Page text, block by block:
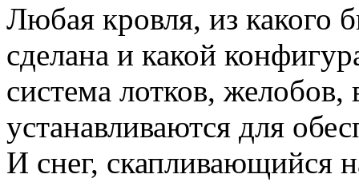
Любая кровля, из какого
сделана и какой
система лотков, желобов,
устанавливаются для
И снег, скапливающийся